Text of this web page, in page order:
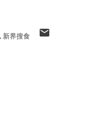
新界搜食